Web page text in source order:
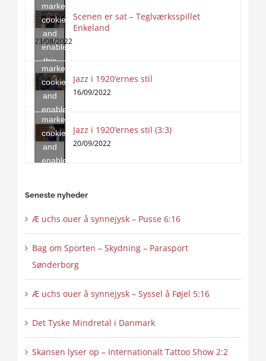
marketing
cookies
and
enable
this
content
Scenen er sat – Teglværksspillet
Enkeland
23/08/2022
Click
to
marketing
cookies
and
enable
this
content
Jazz i 1920’ernes stil
16/09/2022
Click
to
accept
marketing
cookies
and
enable
Jazz i 1920’ernes stil (3:3)
20/09/2022
Seneste nyheder
Æ uchs ouer å synnejysk – Pusse 6:16
Bag om Sporten – Skydning – Parasport
Sønderborg
Æ uchs ouer å synnejysk – Syssel å Føjel 5:16
Det Tyske Mindretal i Danmark
Skansen lyser op – Internationalt Tattoo Show 2:2